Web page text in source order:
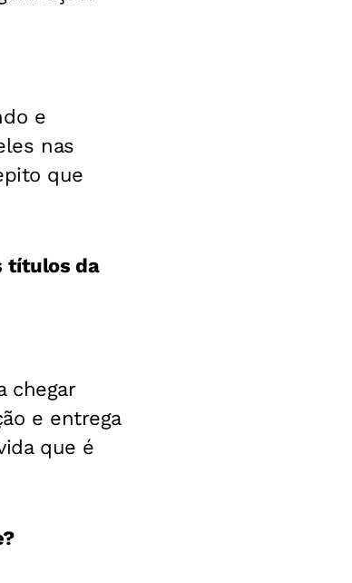
e
nas
que
títulos da
chegar
e entrega
que é